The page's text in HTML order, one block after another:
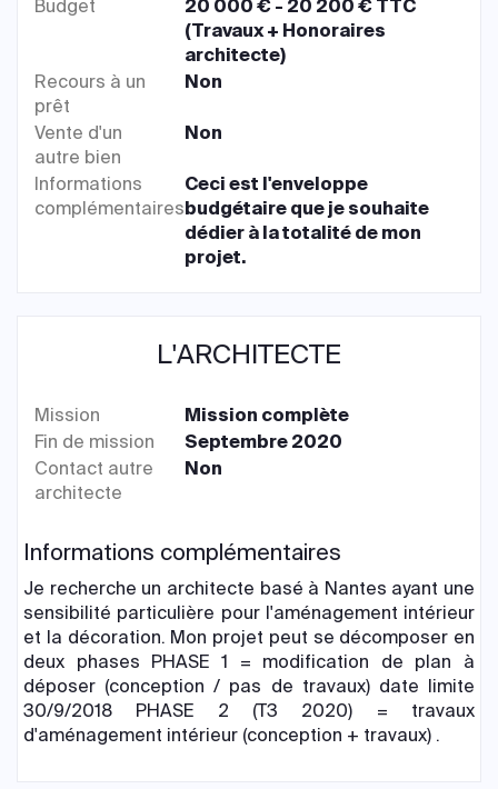
Budget
20 000 € - 20 200 € TTC
(Travaux + Honoraires
architecte)
Recours à un
prêt
Non
Vente d'un
autre bien
Non
Informations
complémentaires
Ceci est l'enveloppe
budgétaire que je souhaite
dédier à la totalité de mon
projet.
L'ARCHITECTE
Mission
Mission complète
Fin de mission
Septembre 2020
Contact autre
architecte
Non
Informations complémentaires
Je recherche un architecte basé à Nantes ayant une
sensibilité particulière pour l'aménagement intérieur
et la décoration. Mon projet peut se décomposer en
deux phases PHASE 1 = modification de plan à
déposer (conception / pas de travaux) date limite
30/9/2018 PHASE 2 (T3 2020) = travaux
d'aménagement intérieur (conception + travaux) .